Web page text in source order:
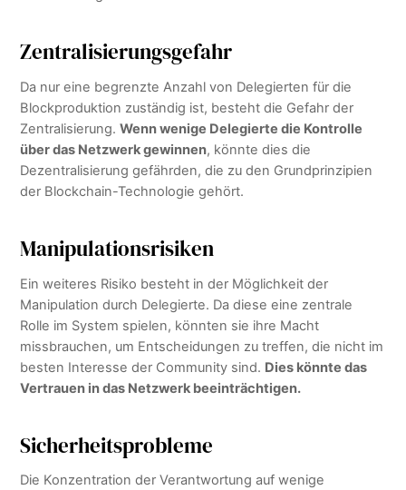
Zentralisierungsgefahr
Da nur eine begrenzte Anzahl von Delegierten für die
Blockproduktion zuständig ist, besteht die Gefahr der
Zentralisierung.Wenn wenige Delegierte die Kontrolle
über das Netzwerk gewinnen, könnte dies die
Dezentralisierung gefährden, die zu den Grundprinzipien
der Blockchain-Technologie gehört.
Manipulationsrisiken
Ein weiteres Risiko besteht in der Möglichkeit der
Manipulation durch Delegierte. Da diese eine zentrale
Rolle im System spielen, könnten sie ihre Macht
missbrauchen, um Entscheidungen zu treffen, die nicht im
besten Interesse der Community sind. Dies könnte das
Vertrauen in das Netzwerk beeinträchtigen.
Sicherheitsprobleme
Die Konzentration der Verantwortung auf wenige